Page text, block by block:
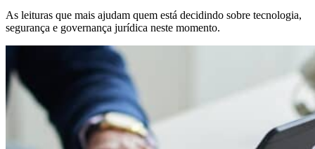
As leituras que mais ajudam quem está decidindo sobre tecnologia,
segurança e governança jurídica neste momento.